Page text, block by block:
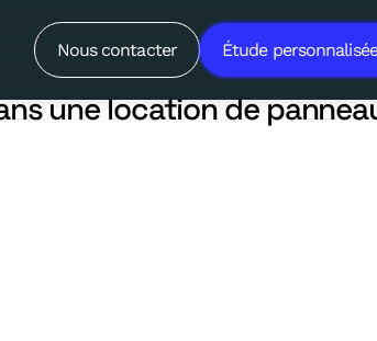
Nous contacter Étude
dans une location de
une location de